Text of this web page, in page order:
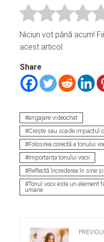
Niciun vot până acum!
acest articol.
Share
angajare videochat
Crește sau scade impactul
Folosirea corectă a tonului
Importanța tonului vocii
Reflectă încrederea în sine
Tonul vocii este un element
umane